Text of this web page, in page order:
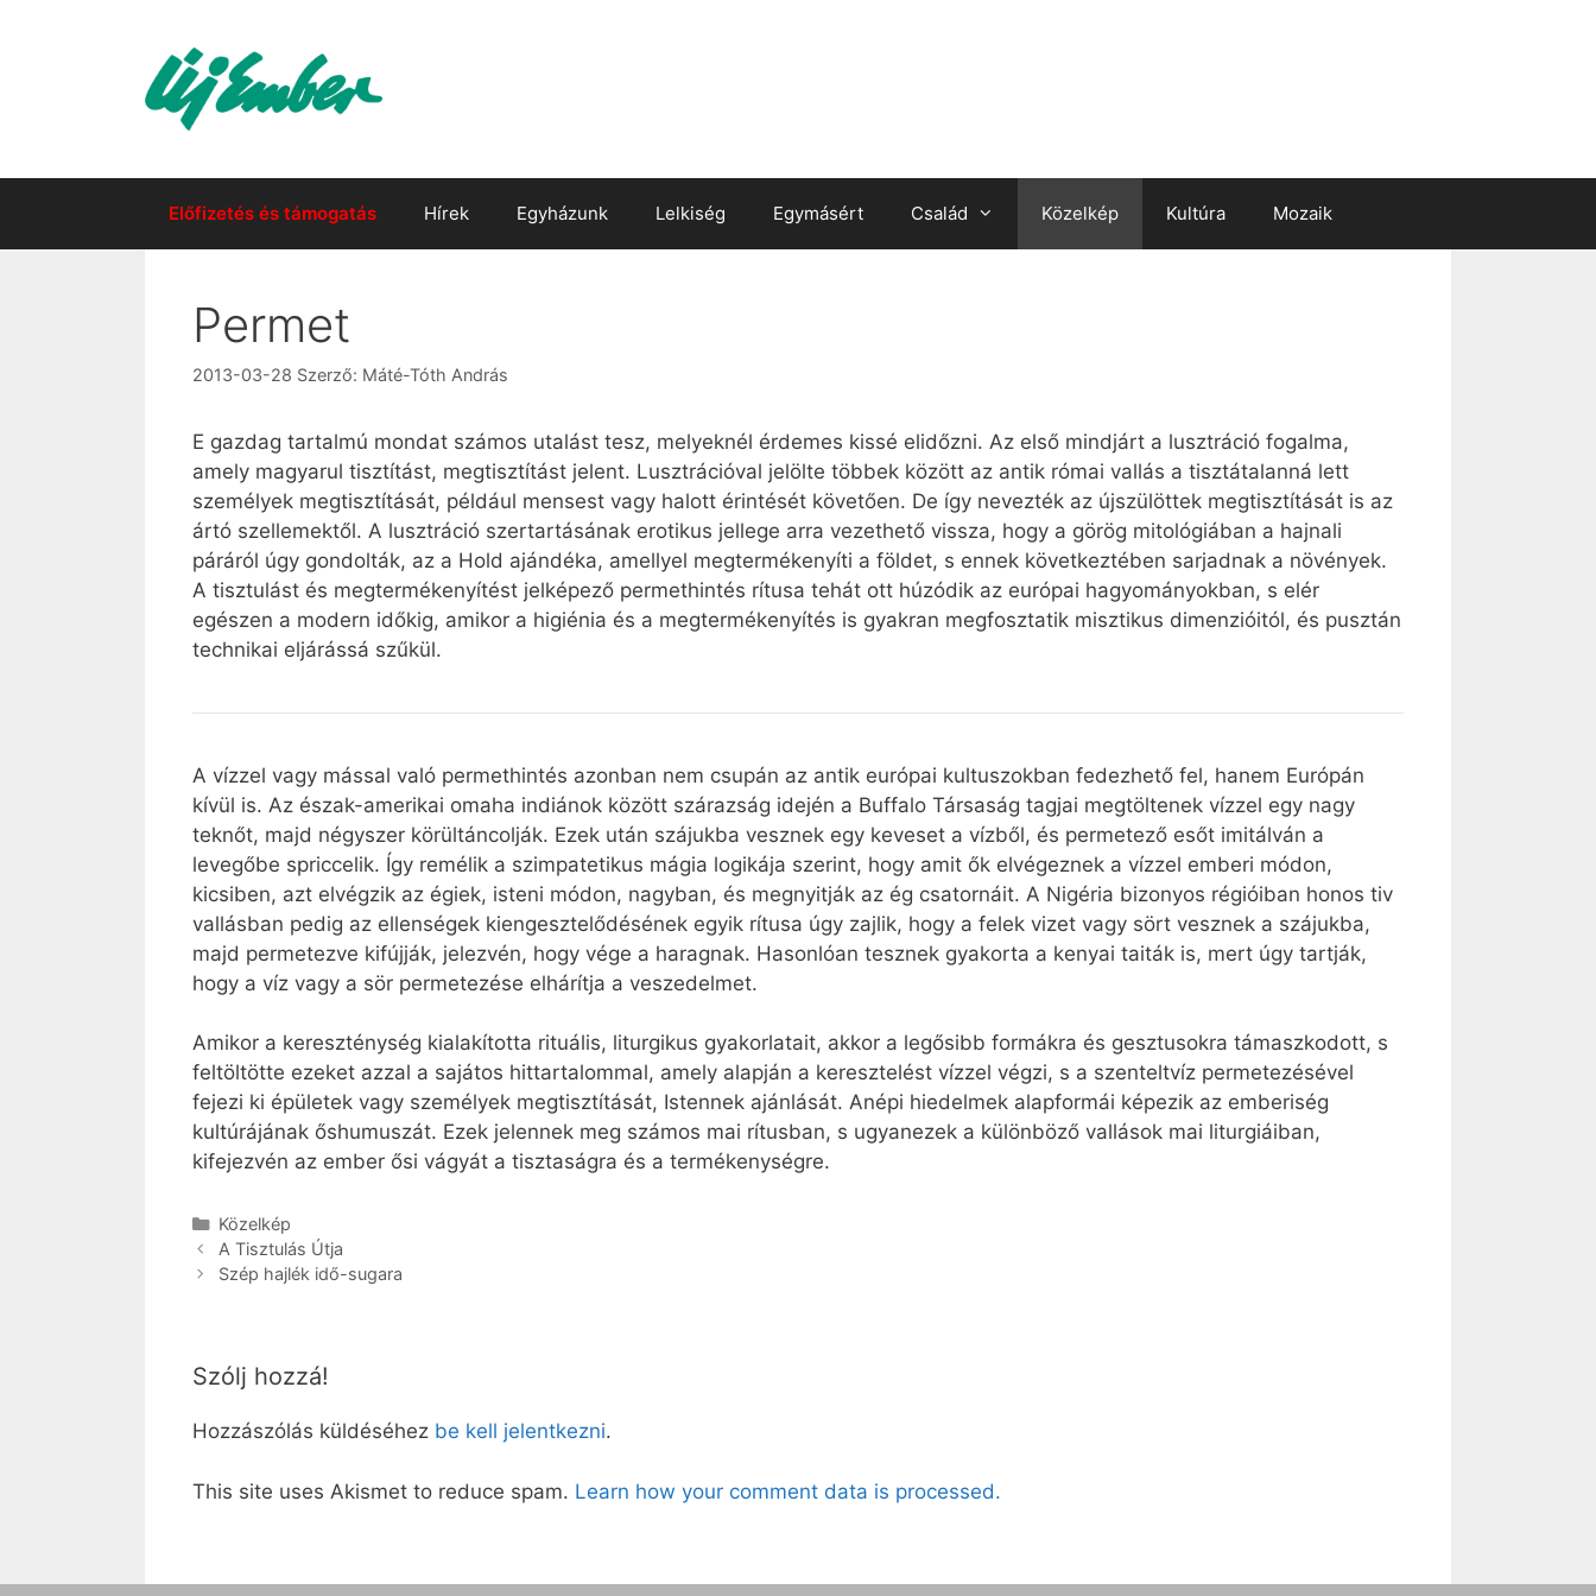
Előfizetés és támogatás Hírek Egyházunk Lelkiség Egymásért Család Közelkép Kultúra Mozaik
Permet
2013-03-28 Szerző: Máté-Tóth András
E gazdag tartalmú mondat számos utalást tesz, melyeknél érdemes kissé elidőzni. Az első mindjárt a lusztráció fogalma,
amely magyarul tisztítást, megtisztítást jelent. Lusztrációval jelölte többek között az antik római vallás a tisztátalanná lett
személyek megtisztítását, például mensest vagy halott érintését követően. De így nevezték az újszülöttek megtisztítását is az
ártó szellemektől. A lusztráció szertartásának erotikus jellege arra vezethető vissza, hogy a görög mitológiában a hajnali
páráról úgy gondolták, az a Hold ajándéka, amellyel megtermékenyíti a földet, s ennek következtében sarjadnak a növények.
A tisztulást és megtermékenyítést jelképező permethintés rítusa tehát ott húzódik az európai hagyományokban, s elér
egészen a modern időkig, amikor a higiénia és a megtermékenyítés is gyakran megfosztatik misztikus dimenzióitól, és pusztán
technikai eljárássá szűkül.
A vízzel vagy mással való permethintés azonban nem csupán az antik európai kultuszokban fedezhető fel, hanem Európán
kívül is. Az észak-amerikai omaha indiánok között szárazság idején a Buffalo Társaság tagjai megtöltenek vízzel egy nagy
teknőt, majd négyszer körültáncolják. Ezek után szájukba vesznek egy keveset a vízből, és permetező esőt imitálván a
levegőbe spriccelik. Így remélik a szimpatetikus mágia logikája szerint, hogy amit ők elvégeznek a vízzel emberi módon,
kicsiben, azt elvégzik az égiek, isteni módon, nagyban, és megnyitják az ég csatornáit. A Nigéria bizonyos régióiban honos tiv
vallásban pedig az ellenségek kiengesztelődésének egyik rítusa úgy zajlik, hogy a felek vizet vagy sört vesznek a szájukba,
majd permetezve kifújják, jelezvén, hogy vége a haragnak. Hasonlóan tesznek gyakorta a kenyai taiták is, mert úgy tartják,
hogy a víz vagy a sör permetezése elhárítja a veszedelmet.
Amikor a kereszténység kialakította rituális, liturgikus gyakorlatait, akkor a legősibb formákra és gesztusokra támaszkodott, s
feltöltötte ezeket azzal a sajátos hittartalommal, amely alapján a keresztelést vízzel végzi, s a szenteltvíz permetezésével
fejezi ki épületek vagy személyek megtisztítását, Istennek ajánlását. Anépi hiedelmek alapformái képezik az emberiség
kultúrájának őshumuszát. Ezek jelennek meg számos mai rítusban, s ugyanezek a különböző vallások mai liturgiáiban,
kifejezvén az ember ősi vágyát a tisztaságra és a termékenységre.
Kategória
Közelkép
A Tisztulás Útja
Szép hajlék idő-sugara
Szólj hozzá!
Hozzászólás küldéséhez be kell jelentkezni.
This site uses Akismet to reduce spam. Learn how your comment data is processed.